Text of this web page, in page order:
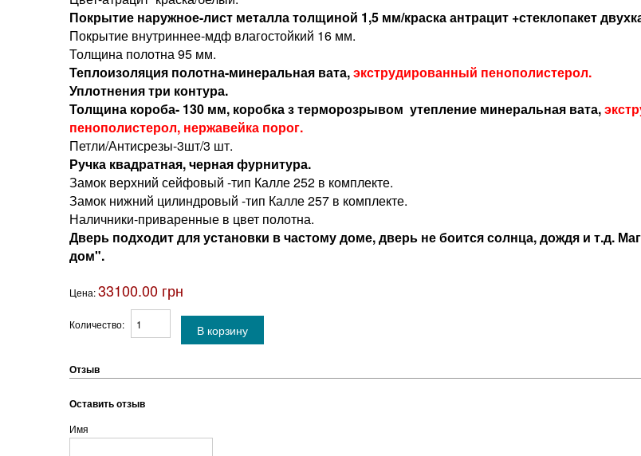
Покрытие наружное-лист металла толщиной 1,5 мм/краска антрацит +стеклопакет
Покрытие внутриннее-мдф влагостойкий 16 мм.
Толщина полотна 95 мм.
Теплоизоляция полотна-минеральная вата,экструдированный пенополистерол.
Уплотнения три контура.
Толщина короба- 130 мм, коробка з терморозрывом утепление минеральная вата,
пенополистерол, нержавейка порог.
Петли/Антисрезы-3шт/3 шт.
Ручка квадратная, черная фурнитура.
Замок верхний сейфовый -тип Калле 252 в комплекте.
Замок нижний цилиндровый -тип Калле 257 в комплекте.
Наличники-приваренные в цвет полотна.
Дверь подходит для установки в частому доме, дверь не боится солнца, дождя и т.д.
дом".
Цена:33100.00 грн
Количество:
Отзыв
Оставить отзыв
Имя